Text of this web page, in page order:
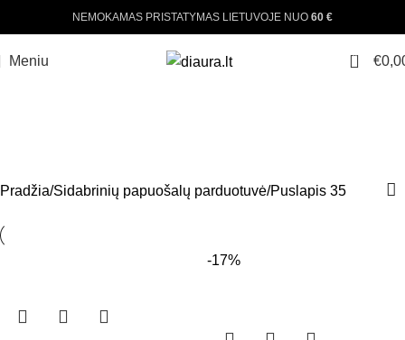
NEMOKAMAS PRISTATYMAS LIETUVOJE NUO 60 €
Meniu 0 €
Pradžia Sidabrinių papuošalų parduotuvė Puslapis 35
-17%